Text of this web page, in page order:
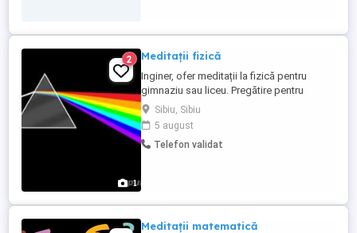
1
2 Meditații fizică
Inginer, ofer meditații la fizică pentru
gimnaziu sau liceu. Pregătire pentru
Bacalaureat sau admitere la facultate,
online sau la domiciliul meu.
Sibiu, Sibiu
5 august
Telefon validat
Meditații matematică